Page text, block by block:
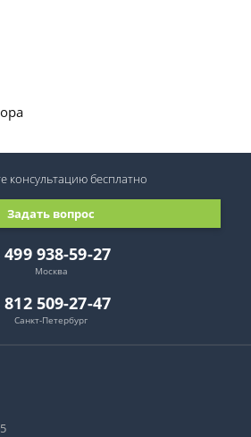
499 938-59-27
Москва
812 509-27-47
Санкт-Петербург
Задать вопрос
консультациюбесплатно